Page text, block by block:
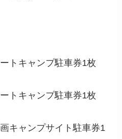
トキャンプ駐車券1枚
トキャンプ駐車券1枚
キャンプサイト駐車券1